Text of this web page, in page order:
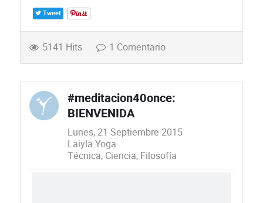
Tweet
5141 Hits 1 Comentario
#meditacion40once:
BIENVENIDA
Lunes, 21 Septiembre 2015
Laiyla Yoga
Técnica Ciencia Filosofía